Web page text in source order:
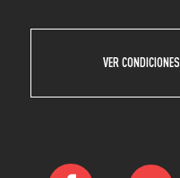
VER CONDICIONES